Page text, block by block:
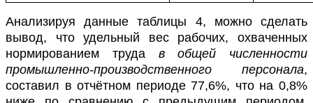
Анализируя данные таблицы 4, можно сделать
вывод, что удельный вес рабочих, охваченных
нормированием труда в
общей численности
промышленно-производственного персонала,
составил в отчётном периоде 77,6%, что на 0,8%